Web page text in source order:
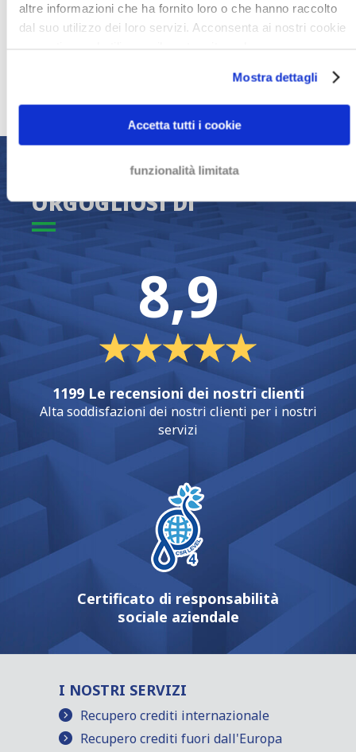
altre informazioni che ha fornito loro o che hanno raccolto
dal suo utilizzo dei loro servizi. Acconsenta ai nostri cookie
Mostra dettagli
Accetta tutti i cookie
funzionalità limitata
ORGOGLIOSI DI
8,9
1199 Le recensioni dei nostri clienti
Alta soddisfazioni dei nostri clienti per i nostri
servizi
Certificato di responsabilità
sociale aziendale
I NOSTRI SERVIZI
Recupero crediti internazionale
Recupero crediti fuori dall'Europa